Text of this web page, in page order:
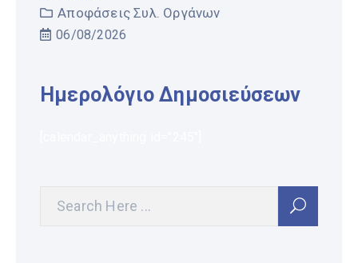
Αποφάσεις Συλ. Οργάνων
06/08/2026
Ημερολόγιο Δημοσιεύσεων